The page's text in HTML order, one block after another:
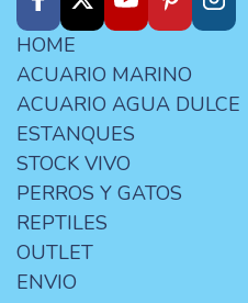
HOME
ACUARIO MARINO
ACUARIO AGUA DULCE
ESTANQUES
STOCK VIVO
PERROS Y GATOS
REPTILES
OUTLET
ENVIO